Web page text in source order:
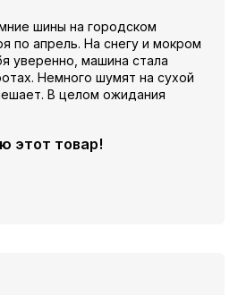
шины на городском
по апрель. На снегу и мокром
уверенно, машина стала
Немного шумят на сухой
В целом ожидания
этот товар!